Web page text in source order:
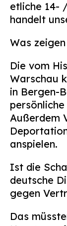
etliche 14-
handelt
Was
Die vom
Warschau
in Bergen-
Außerdem
anspielen.
Ist die
deutsche
gegen
Das